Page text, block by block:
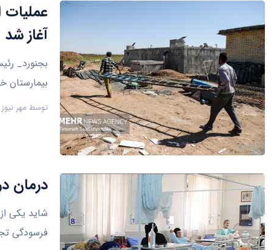
عملیات
آغاز شد
بجنورد_
بیمارستان
توسط مهر نیوز
درمان
شاید یکی
فرسودگی